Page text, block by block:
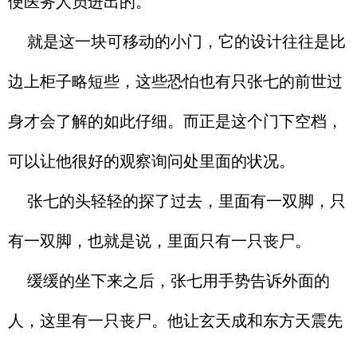
就是这一块可移动的小门，它的设计往往是比
边上柜子略短些，这些恐怕也有只张七的前世过
身才会了解的如此仔细。而正是这个门下空档，
可以让他很好的观察询问处里面的状况。
张七的头轻轻的探了过去，里面有一双脚，只
有一双脚，也就是说，里面只有一只丧尸。
缓缓的坐下来之后，张七用手势告诉外面的
人，这里有一只丧尸。他让玄天成和东方天震先